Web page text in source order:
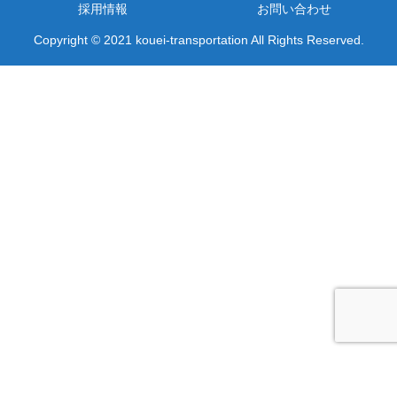
採用情報
お問い合わせ
Copyright © 2021 kouei-transportation All Rights Reserved.